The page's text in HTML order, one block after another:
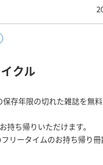
クル
保存年限の切れた雑誌を無
持ち帰りいただけます。
リータイムのお持ち帰り